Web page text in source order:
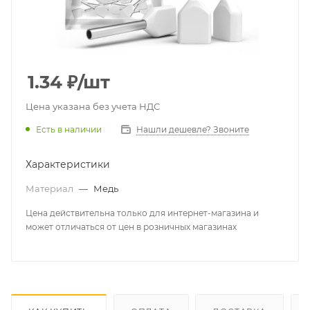
1.34 ₽/шт
Цена указана без учета НДС
Есть в наличии Нашли дешевле? Звоните
Характеристики
Материал — Медь
Цена действительна только для интернет-магазина и
может отличаться от цен в розничных магазинах